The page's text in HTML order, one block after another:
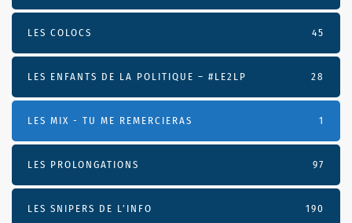
LES COLOCS 45
LES ENFANTS DE LA POLITIQUE – #LE2LP 28
LES MIX - TU ME REMERCIERAS 1
LES PROLONGATIONS 97
LES SNIPERS DE L’INFO 190